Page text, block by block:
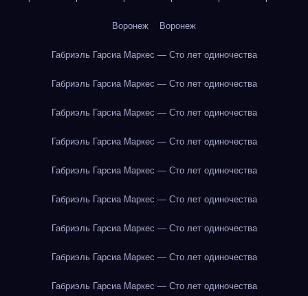
Воронеж Воронеж
Габриэль Гарсиа Маркес — Сто лет одиночества
Габриэль Гарсиа Маркес — Сто лет одиночества
Габриэль Гарсиа Маркес — Сто лет одиночества
Габриэль Гарсиа Маркес — Сто лет одиночества
Габриэль Гарсиа Маркес — Сто лет одиночества
Габриэль Гарсиа Маркес — Сто лет одиночества
Габриэль Гарсиа Маркес — Сто лет одиночества
Габриэль Гарсиа Маркес — Сто лет одиночества
Габриэль Гарсиа Маркес — Сто лет одиночества